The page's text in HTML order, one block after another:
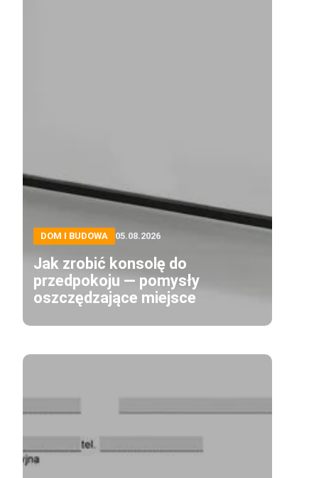
DOM I BUDOWA 05.08.2026
Jak zrobić konsolę do
przedpokoju — pomysły
oszczędzające miejsce